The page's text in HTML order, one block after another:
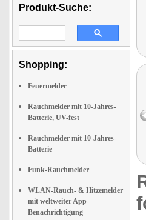
Produkt-Suche:
Shopping:
Feuermelder
Rauchmelder mit 10-Jahres-
Batterie, UV-fest
Rauchmelder mit 10-Jahres-
Batterie
Funk-Rauchmelder
WLAN-Rauch- & Hitzemelder
mit weltweiter App-
Benachrichtigung